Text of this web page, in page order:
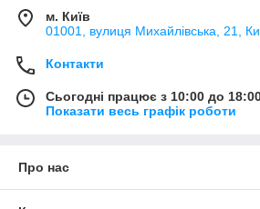
м. Київ
01001, вулиця Михайлівська, 21,
Контакти
Сьогодні працює з 10:00 до
Показати весь графік роботи
Про нас